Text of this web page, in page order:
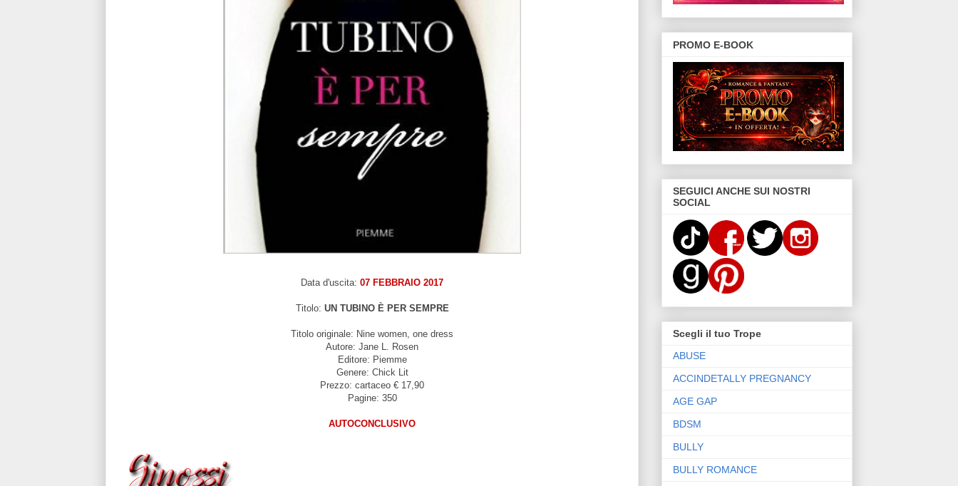
Data d'uscita: 07 FEBBRAIO 2017
Titolo: UN TUBINO È PER SEMPRE
Titolo originale: Nine women, one dress
Autore: Jane L. Rosen
Editore: Piemme
Genere: Chick Lit
Prezzo: cartaceo € 17,90
Pagine: 350
AUTOCONCLUSIVO
PROMO E-BOOK
SEGUICI ANCHE SUI NOSTRI
SOCIAL
Scegli il tuo Trope
ABUSE
ACCINDETALLY PREGNANCY
AGE GAP
BDSM
BULLY
BULLY ROMANCE